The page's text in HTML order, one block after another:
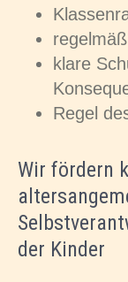
klare
Regel
Wir fördern
der Kinder